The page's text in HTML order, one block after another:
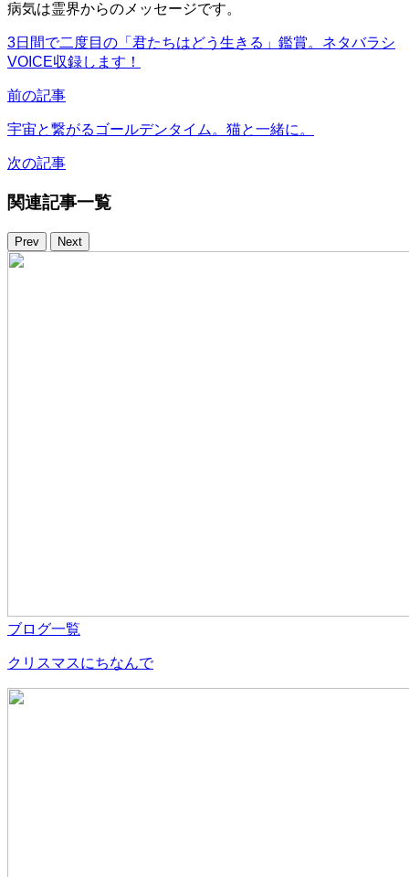
病気は霊界からのメッセージです。
3日間で二度目の「君たちはどう生きる」鑑賞。ネタバラシ
VOICE収録します！
前の記事
宇宙と繋がるゴールデンタイム。猫と一緒に。
次の記事
関連記事一覧
Prev Next
ブログ一覧
クリスマスにちなんで